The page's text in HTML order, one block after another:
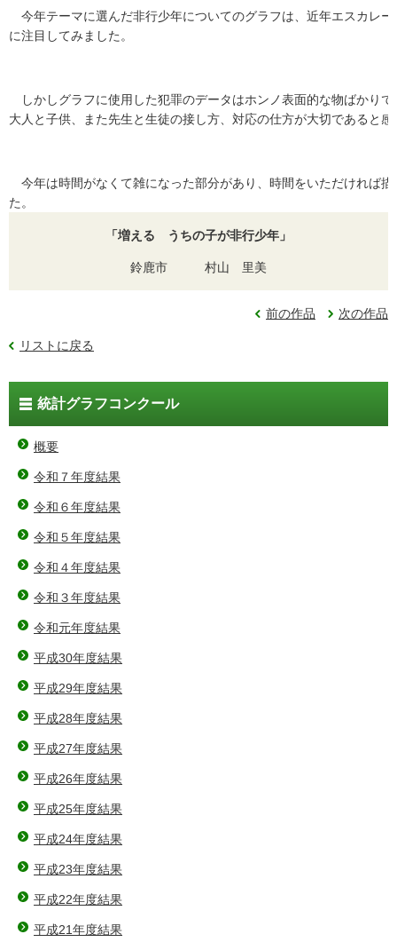
今年テーマに選んだ非行少年についてのグラフは、近年エスカレ
に注目してみました。
しかしグラフに使用した犯罪のデータはホンノ表面的な物ばかり
大人と子供、また先生と生徒の接し方、対応の仕方が大切であると
今年は時間がなくて雑になった部分があり、時間をいただければ
た。
「増える うちの子が非行少年」
鈴鹿市 村山 里美
前の作品 次の作品
リストに戻る
統計グラフコンクール
概要
令和７年度結果
令和６年度結果
令和５年度結果
令和４年度結果
令和３年度結果
令和元年度結果
平成30年度結果
平成29年度結果
平成28年度結果
平成27年度結果
平成26年度結果
平成25年度結果
平成24年度結果
平成23年度結果
平成22年度結果
平成21年度結果